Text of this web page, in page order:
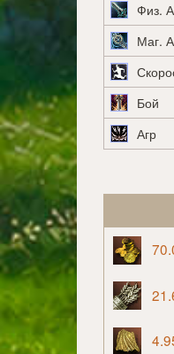
Физ.
Маг.
Бой
Агр